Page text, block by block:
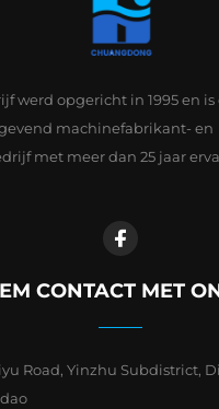
werd opgericht in 1995 en is
machinefabrikant- en
met meer dan 25 jaar
CONTACT MET
Road, Yinzhu Subdistrict,